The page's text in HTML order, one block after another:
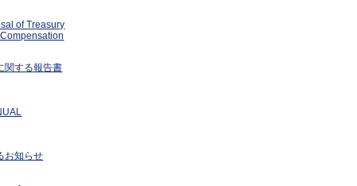
of Treasury
関する報告書
お知らせ